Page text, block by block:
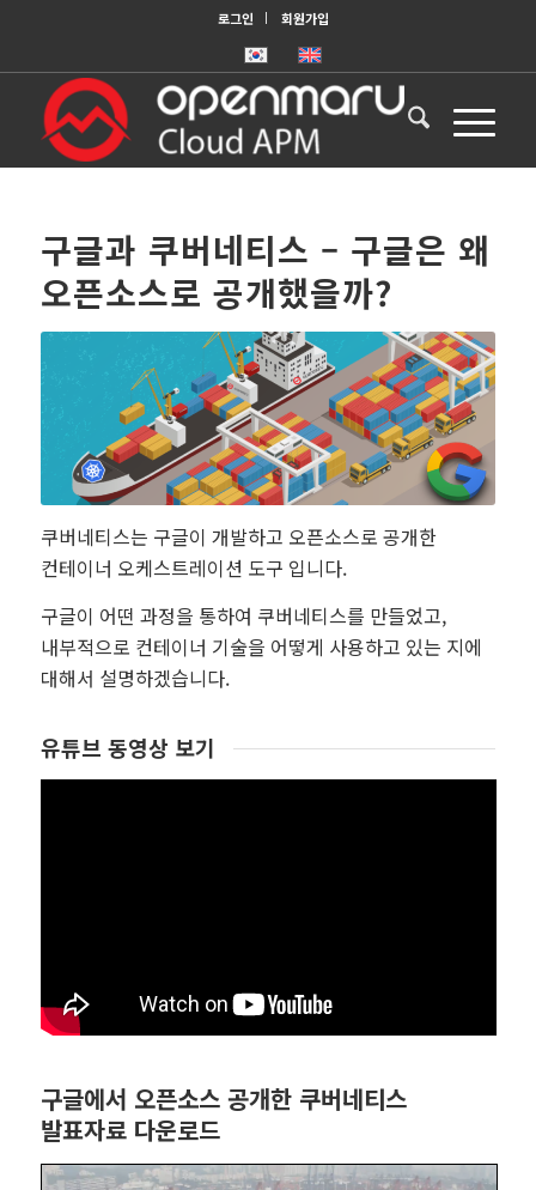
로그인 회원가입
구글과 쿠버네티스 – 구글은 왜
오픈소스로 공개했을까?
쿠버네티스는 구글이 개발하고 오픈소스로 공개한
컨테이너 오케스트레이션 도구 입니다.
구글이 어떤 과정을 통하여 쿠버네티스를 만들었고,
내부적으로 컨테이너 기술을 어떻게 사용하고 있는 지에
대해서 설명하겠습니다.
유튜브 동영상 보기
구글에서 오픈소스 공개한 쿠버네티스
발표자료 다운로드